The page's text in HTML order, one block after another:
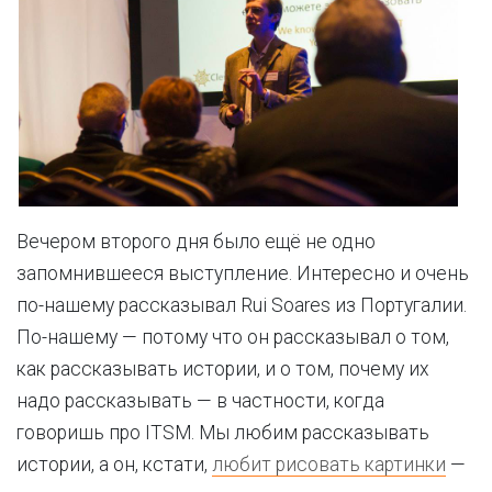
Вечером второго дня было ещё не одно
запомнившееся выступление. Интересно и очень
по-нашему рассказывал Rui Soares из Португалии.
По-нашему — потому что он рассказывал о том,
как рассказывать истории, и о том, почему их
надо рассказывать — в частности, когда
говоришь про ITSM. Мы любим рассказывать
истории, а он, кстати, любит рисовать картинки —